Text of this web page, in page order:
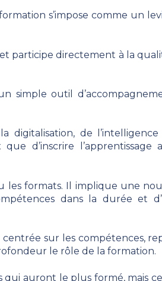
s’impose comme un
participe directement à la
simple outil
digitalisation, de
d’inscrire
les formats. Il implique une
dans la durée et
centrée sur les compétences,
le rôle de la formation.
qui auront le plus formé, mais